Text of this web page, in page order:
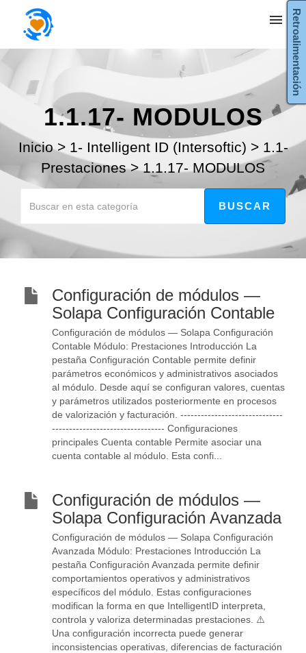
Enviar ticket
Entrada1.1.17- MODULOS
Inicio > 1- Intelligent ID (Intersoftic) > 1.1-
Prestaciones > 1.1.17- MODULOS
Configuración de módulos —
Solapa Configuración Contable
Configuración de módulos — Solapa Configuración
Contable Módulo: Prestaciones Introducción La
pestaña Configuración Contable permite definir
parámetros económicos y administrativos asociados
al módulo. Desde aquí se configuran valores, cuentas
y parámetros utilizados posteriormente en procesos
de valorización y facturación. ------------------------------
--------------------------------- Configuraciones
principales Cuenta contable Permite asociar una
cuenta contable al módulo. Esta confi...
Configuración de módulos —
Solapa Configuración Avanzada
Configuración de módulos — Solapa Configuración
Avanzada Módulo: Prestaciones Introducción La
pestaña Configuración Avanzada permite definir
comportamientos operativos y administrativos
específicos del módulo. Estas configuraciones
modifican la forma en que IntelligentID interpreta,
controla y valoriza determinadas prestaciones. ⚠️
Una configuración incorrecta puede generar
inconsistencias operativas, diferencias de facturación
Retroalimentación